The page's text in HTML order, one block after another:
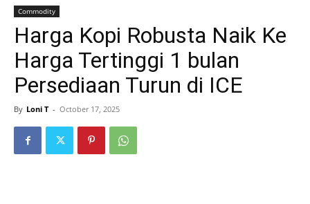
Commodity
Harga Kopi Robusta Naik Ke
Harga Tertinggi 1 bulan
Persediaan Turun di ICE
By Loni T - October 17, 2025